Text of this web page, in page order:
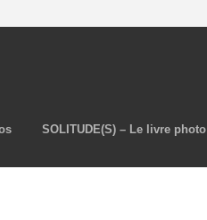
SOLITUDE(S) – Le livre photo